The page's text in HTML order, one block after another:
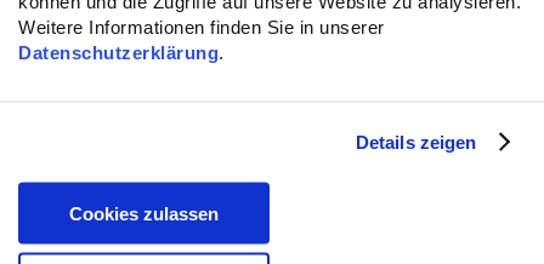
Weitere Informationen finden Sie in unserer
Datenschutzerklärung
Details zeigen
Cookies zulassen
muslimischen Trägern
2. Strukturförderung zur Integration in die